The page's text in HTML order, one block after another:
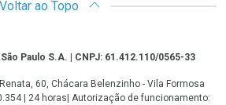
Voltar ao Topo
Paulo S.A. | CNPJ: 61.412.110/0565-33
60, Chácara Belenzinho - Vila Formosa
| 24 horas| Autorização de funcionamento: